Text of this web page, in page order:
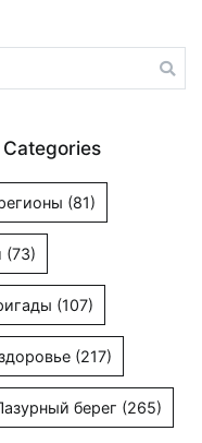
(81)
(73)
(107)
(217)
берег (265)